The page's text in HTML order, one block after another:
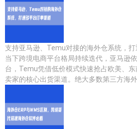
支持亚马逊、Temu对接的海外仓系统，
当下跨境电商平台格局持续迭代，亚马逊
台，Temu凭借低价模式快速抢占欧美、
卖家的核心出货渠道。绝大多数第三方海外